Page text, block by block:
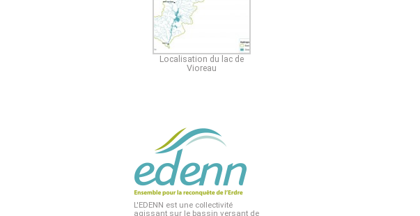
Localisation du lac de
Vioreau
L'EDENN est une collectivité
agissant sur le bassin versant de